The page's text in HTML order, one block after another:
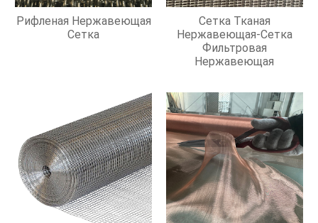
Рифленая Нержавеющая
Сетка
Сетка Тканая
Нержавеющая-Сетка
Фильтровая
Нержавеющая